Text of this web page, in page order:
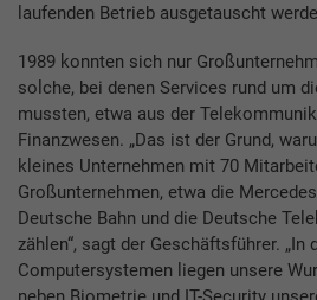
laufenden Betrieb ausgetauscht
1989 konnten sich nur
solche, bei denen Services rund um
mussten, etwa aus der
Finanzwesen. „Das ist der Grund,
kleines Unternehmen mit 70
Großunternehmen, etwa die
Deutsche Bahn und die Deutsche
zählen“, sagt der Geschäftsführer. „In
Computersystemen liegen unsere